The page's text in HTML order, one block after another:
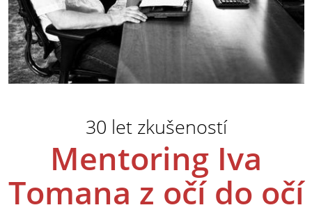
30 let zkušeností
Mentoring Iva
Tomana z očí do očí